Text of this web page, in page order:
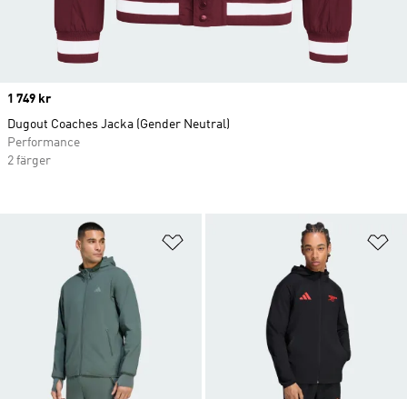
Lägg till på önskelistan
Price
1 749 kr
Dugout Coaches Jacka (Gender Neutral)
Performance
2 färger